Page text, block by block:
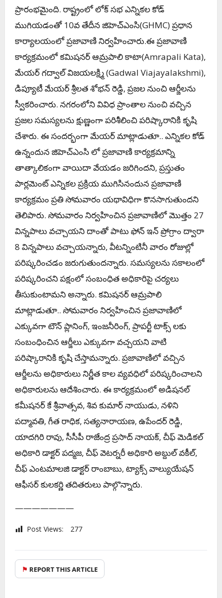
ప్రారంభమైంది. రాష్ట్రంలో లోక్ సభ ఎన్నికల కోడ్
ముగియడంతో 10వ తేదీన జిహెచ్ఎంసి(GHMC) ప్రధాన
కార్యాలయంలో ప్రజావాణి నిర్వహించారు.ఈ ప్రజావాణి
కార్యక్రమంలో కమిషనర్ ఆమ్రపాలి కాటా(Amrapali Kata),
మేయర్ గద్వాల్ విజయలక్ష్మి (Gadwal Viajayalakshmi),
డిప్యూటీ మేయర్ శ్రీలత శోభన్ రెడ్డి, ప్రజల నుంచి ఆర్జీలను
స్వీకరించారు. నగరంలోని వివిధ ప్రాంతాల నుంచి వచ్చిన
ప్రజల సమస్యలను క్షుణ్ణంగా పరిశీలించి పరిష్కారానికి కృషి
చేశారు. ఈ సందర్భంగా మేయర్ మాట్లాడుతూ.. ఎన్నికల కోడ్
ఉన్నందున జిహెచ్ఎంసి లో ప్రజావాణి కార్యక్రమాన్ని
తాత్కాలికంగా వాయిదా వేయడం జరిగిందని, ప్రస్తుతం
పార్లమెంట్ ఎన్నికల ప్రక్రియ ముగిసినందున ప్రజావాణి
కార్యక్రమం ప్రతి సోమవారం యథావిధిగా కొనసాగుతుందని
తెలిపారు. సోమవారం నిర్వహించిన ప్రజావాణిలో మొత్తం 27
విన్నపాలు వచ్చాయని దాంతో పాటు ఫోన్ ఇన్ ప్రోగ్రాం ద్వారా
8 విన్నపాలు వచ్చాయన్నారు, వీటన్నింటినీ వారం రోజుల్లో
పరిష్కరించడం జరుగుతుందన్నారు. సమస్యలను సకాలంలో
పరిష్కరించని పక్షంలో సంబంధిత అధికారిపై చర్యలు
తీసుకుంటామని అన్నారు. కమిషనర్ ఆమ్రపాలి
మాట్లాడుతూ.. సోమవారం నిర్వహించిన ప్రజావాణిలో
ఎక్కువగా టౌన్ ప్లానింగ్, ఇంజనీరింగ్, ప్రాపర్టీ టాక్స్ లకు
సంబంధించిన ఆర్జీలు ఎక్కువగా వచ్చయని వాటి
పరిష్కారానికి కృషి చేస్తామన్నారు. ప్రజావాణిలో వచ్చిన
ఆర్జీలను అధికారులు నిర్ణీత కాల వ్యవధిలో పరిష్కరించాలని
అధికారులను ఆదేశించారు. ఈ కార్యక్రమంలో అడిషనల్
కమీషనర్ కే శ్రీవాత్సవ, శివ కుమార్ నాయుడు, నళిని
పద్మావతి, గీత రాధిక, సత్యనారాయణ, ఉపేందర్ రెడ్డి,
యాదగిరి రావు, సీసీపీ రాజేంద్ర ప్రసాద్ నాయక్, చీఫ్ మెడికల్
అధికారి డాక్టర్ పద్మజ, చీఫ్ వెటర్నరీ అధికారి అబ్దుల్ వకీల్,
చీఫ్ ఎంటమాలజి డాక్టర్ రాంబాబు, ట్యాక్స్ వాల్యుయేషన్
ఆఫీసర్ కులకర్ణి తదితరులు పాల్గొన్నారు.
———————
Post Views: 277
⚑ REPORT THIS ARTICLE